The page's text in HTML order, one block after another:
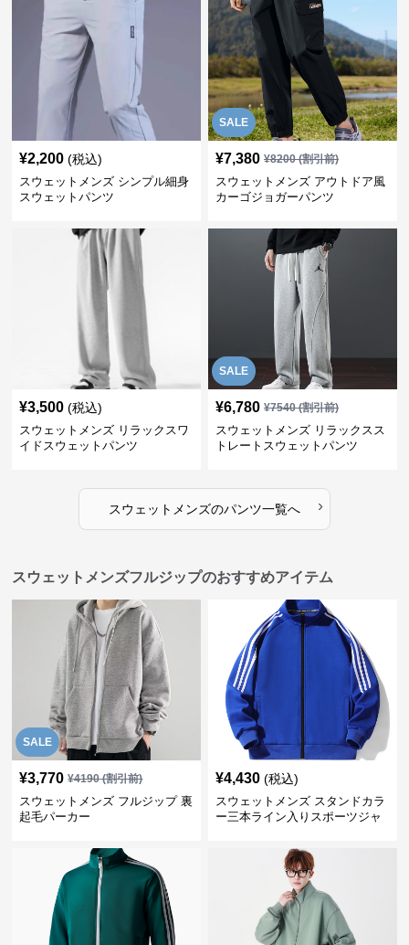
¥2,200 (税込)
スウェットメンズ シンプル細身
スウェットパンツ
SALE
¥7,380 ¥8200(割引前)
スウェットメンズ アウトドア風
カーゴジョガーパンツ
¥3,500 (税込)
スウェットメンズ リラックスワ
イドスウェットパンツ
SALE
¥6,780 ¥7540(割引前)
スウェットメンズ リラックスス
トレートスウェットパンツ
スウェットメンズのパンツ一覧へ ›
スウェットメンズフルジップのおすすめアイテム
SALE
¥3,770 ¥4190(割引前)
スウェットメンズ フルジップ 裏
起毛パーカー
¥4,430 (税込)
スウェットメンズ スタンドカラ
ー三本ライン入りスポーツジャ